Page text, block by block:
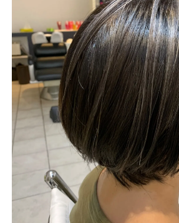
白髪ぼかしが得意なカラー専
ガイド
通いやすいエリアで白髪ぼ
メリット
白髪ぼかしと東淀川区のサ
ト
白髪ぼかしに強い美容室を選
初めてなら知りたい白髪ぼかし
白髪ぼかし初心者が押さえる
ント
白髪ぼかし施術前に知ってお